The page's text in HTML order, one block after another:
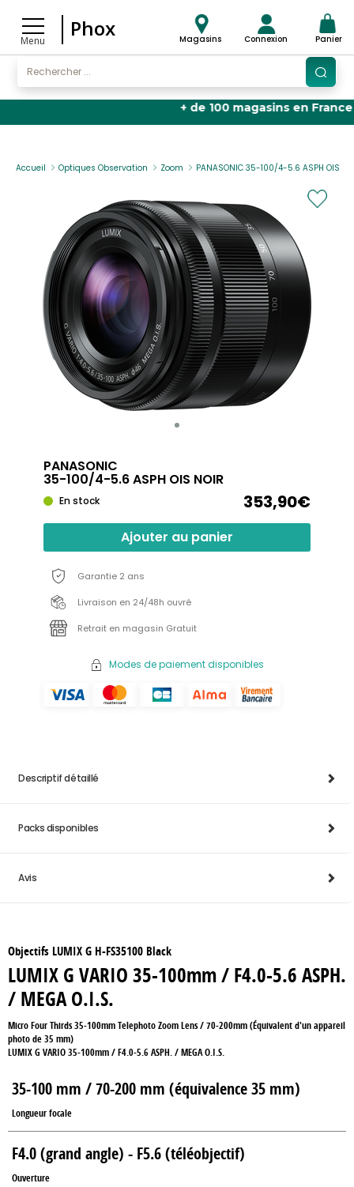
Menu
Phox Magasins Connexion Panier
+ de 100 magasins en France🏬 |
Accueil Optiques Observation Zoom PANASONIC 35-100/4-5.6 ASPH OIS
PANASONIC
35-100/4-5.6 ASPH OIS NOIR
En stock 353,90€
Ajouter au panier
Garantie 2 ans
Livraison en 24/48h ouvré
Retrait en magasin Gratuit
Modes de paiement disponibles
Descriptif détaillé
Packs disponibles
Avis
Objectifs LUMIX G H-FS35100 Black
LUMIX G VARIO 35-100mm / F4.0-5.6 ASPH.
/ MEGA O.I.S.
Micro Four Thirds 35-100mm Telephoto Zoom Lens / 70-200mm (Équivalent d'un appareil
photo de 35 mm)
LUMIX G VARIO 35-100mm / F4.0-5.6 ASPH. / MEGA O.I.S.
35-100 mm / 70-200 mm (équivalence 35 mm)
Longueur focale
F4.0 (grand angle) - F5.6 (téléobjectif)
Ouverture